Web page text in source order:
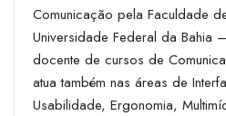
Comunicação pela Faculdade
Universidade Federal da Bahia
docente de cursos de
atua também nas áreas de
Usabilidade, Ergonomia,